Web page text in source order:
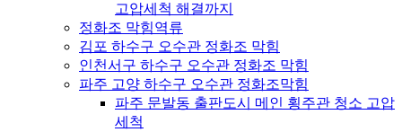
고압세척 해결까지
정화조 막힘역류
김포 하수구 오수관 정화조 막힘
인천서구 하수구 오수관 정화조 막힘
파주 고양 하수구 오수관 정화조막힘
파주 문발동 출판도시 메인 횡주관 청소 고압
세척